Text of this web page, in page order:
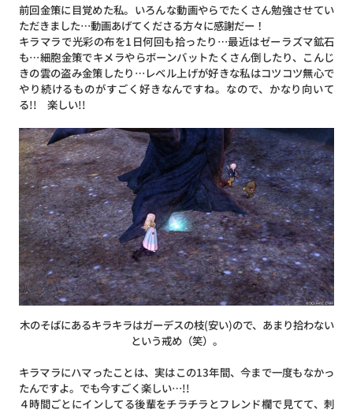
前回金策に目覚めた私。いろんな動画やらでたくさん勉強させてい
ただきました…動画あげてくださる方々に感謝だー！
キラマラで光彩の布を1日何回も拾ったり…最近はゼーラズマ鉱石
も…細胞金策でキメラやらボーンバットたくさん倒したり、こんじ
きの雲の盗み金策したり…レベル上げが好きな私はコツコツ無心で
やり続けるものがすごく好きなんですね。なので、かなり向いて
る!! 楽しい!!
木のそばにあるキラキラはガーデスの枝(安い)ので、あまり拾わない
という戒め（笑）。
キラマラにハマったことは、実はこの13年間、今まで一度もなかっ
たんですよ。でも今すごく楽しい…!!
４時間ごとにインしてる後輩をチラチラとフレンド欄で見てて、刺